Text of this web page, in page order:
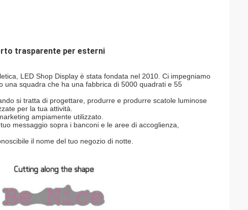
trasparente per esterni
LED Shop Display è stata fondata nel 2010. Ci impegniamo
una squadra che ha una fabbrica di 5000 quadrati e 55
si tratta di progettare, produrre e produrre scatole luminose
per la tua attività.
ampiamente utilizzato.
messaggio sopra i banconi e le aree di accoglienza,
il nome del tuo negozio di notte.